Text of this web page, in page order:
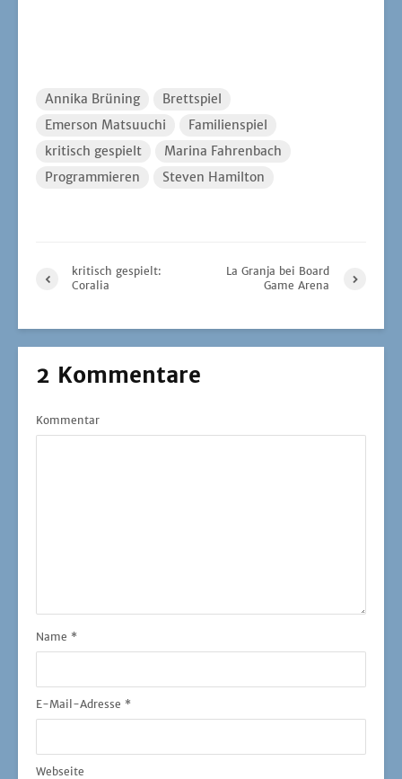
Annika Brüning
Brettspiel
Emerson Matsuuchi
Familienspiel
kritisch gespielt
Marina Fahrenbach
Programmieren
Steven Hamilton
kritisch gespielt:
Coralia
La Granja bei Board
Game Arena
2 Kommentare
Kommentar
Name *
E-Mail-Adresse *
Webseite